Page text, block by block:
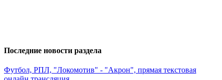
Последние новости раздела
Футбол, РПЛ, "Локомотив" - "Акрон", прямая текстовая